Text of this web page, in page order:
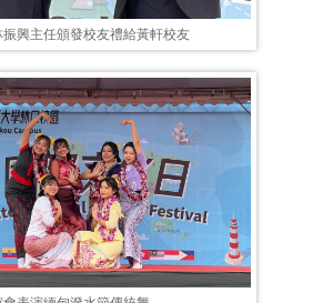
興主任頒發校友禮給黃軒校友